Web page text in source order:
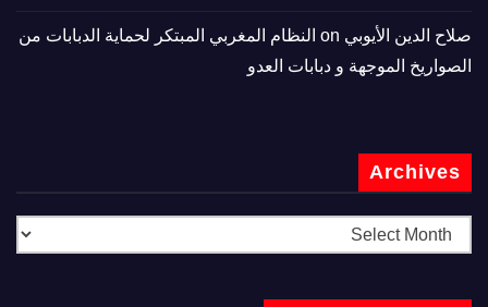
صلاح الدين الأيوبي
النظام المغربي المبتكر لحماية الدبابات من
الصواريخ الموجهة و دبابات العدو
Archives